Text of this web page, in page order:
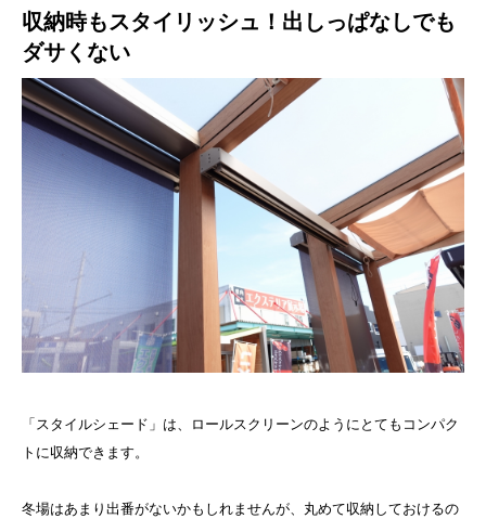
収納時もスタイリッシュ！出しっぱなしでも
ダサくない
「スタイルシェード」は、ロールスクリーンのようにとてもコンパク
トに収納できます。
冬場はあまり出番がないかもしれませんが、丸めて収納しておけるの